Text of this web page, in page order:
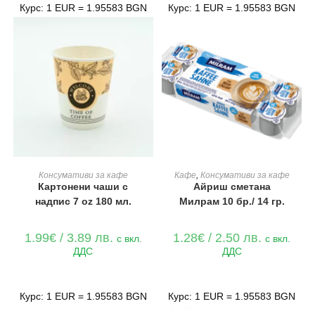
Курс: 1 EUR = 1.95583 BGN
ДОБАВЯНЕ В КОЛИЧКАТА
Консумативи за кафе
Картонени чаши с
надпис 7 oz 180 мл.
1.99€/ 3.89 лв. с вкл.
ДДС
Курс: 1 EUR = 1.95583 BGN
ДОБАВЯНЕ В КОЛИЧКАТА
Кафе Консумативи за кафе
Айриш сметана
Милрам 10 бр./ 14 гр.
1.28€ / 2.50 лв.с вкл.
ДДС
Курс: 1 EUR = 1.95583 BGN Курс: 1 EUR = 1.95583 BGN